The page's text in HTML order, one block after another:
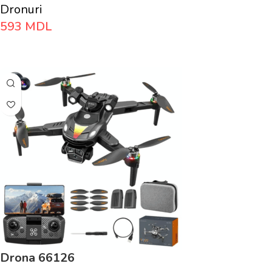
Dronuri
593 MDL
Drona 66126